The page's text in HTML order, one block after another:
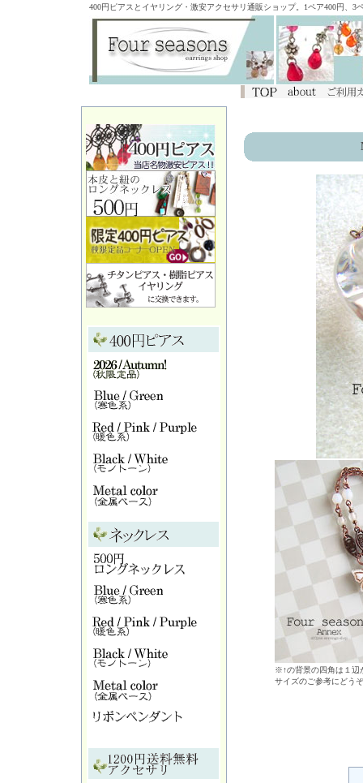
400円ピアスとイヤリング・激安アクセサリ通販ショップ。1ペア400円、
※↑の背景の四角は１辺
サイズのご参考にどう